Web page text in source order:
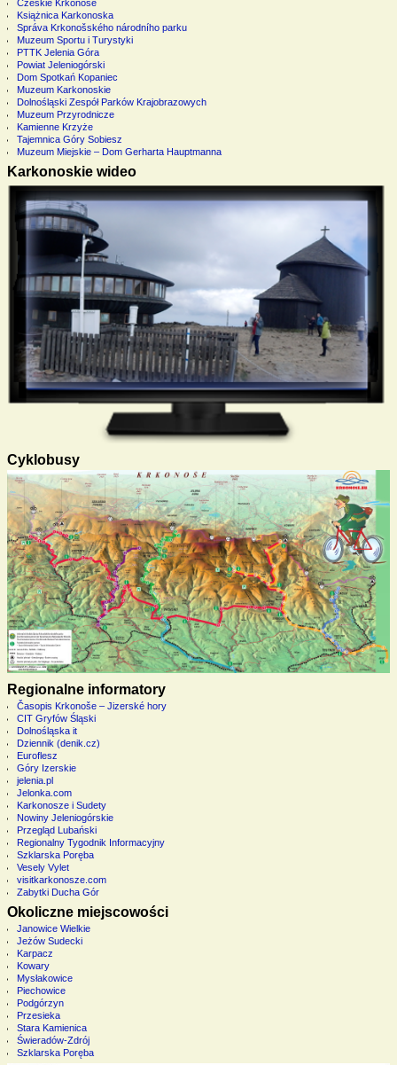
Czeskie Krkonoše
Książnica Karkonoska
Správa Krkonošského národního parku
Muzeum Sportu i Turystyki
PTTK Jelenia Góra
Powiat Jeleniogórski
Dom Spotkań Kopaniec
Muzeum Karkonoskie
Dolnośląski Zespół Parków Krajobrazowych
Muzeum Przyrodnicze
Kamienne Krzyże
Tajemnica Góry Sobiesz
Muzeum Miejskie – Dom Gerharta Hauptmanna
Karkonoskie wideo
Cyklobusy
Regionalne informatory
Časopis Krkonoše – Jizerské hory
CIT Gryfów Śląski
Dolnośląska it
Dziennik (denik.cz)
Euroflesz
Góry Izerskie
jelenia.pl
Jelonka.com
Karkonosze i Sudety
Nowiny Jeleniogórskie
Przegląd Lubański
Regionalny Tygodnik Informacyjny
Szklarska Poręba
Vesely Vylet
visitkarkonosze.com
Zabytki Ducha Gór
Okoliczne miejscowości
Janowice Wielkie
Jeżów Sudecki
Karpacz
Kowary
Mysłakowice
Piechowice
Podgórzyn
Przesieka
Stara Kamienica
Świeradów-Zdrój
Szklarska Poręba